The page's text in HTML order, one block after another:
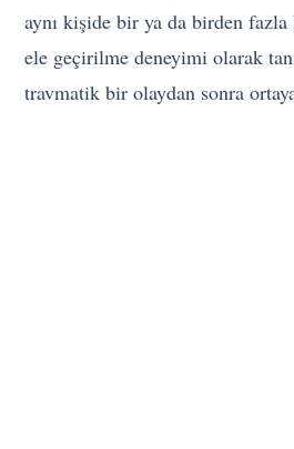
aynı kişide bir ya da birden
ele geçirilme deneyimi olarak
travmatik bir olaydan sonra